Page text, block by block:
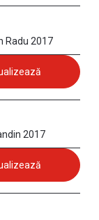
Radu 2017
2017